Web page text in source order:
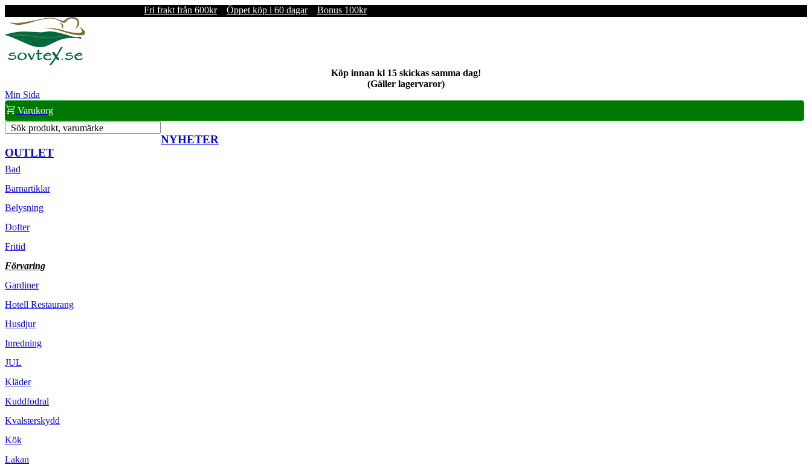
Fri frakt från 600kr Öppet köp i 60 dagar Bonus 100kr
Köp innan kl 15 skickas samma dag!
(Gäller lagervaror)
Min Sida
Varukorg
Sök produkt, varumärke
NYHETER
OUTLET
Bad
Barnartiklar
Belysning
Dofter
Fritid
Förvaring
Gardiner
Hotell Restaurang
Husdjur
Inredning
JUL
Kläder
Kuddfodral
Kvalsterskydd
Kök
Lakan